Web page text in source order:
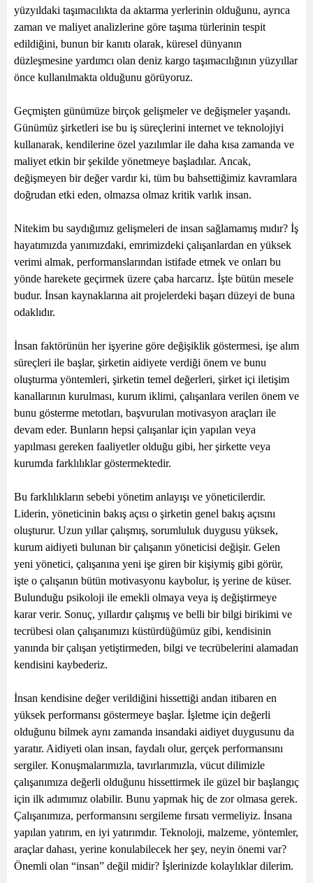
yüzyıldaki taşımacılıkta da aktarma yerlerinin olduğunu, ayrıca
zaman ve maliyet analizlerine göre taşıma türlerinin tespit
edildiğini, bunun bir kanıtı olarak, küresel dünyanın
düzleşmesine yardımcı olan deniz kargo taşımacılığının yüzyıllar
önce kullanılmakta olduğunu görüyoruz.
Geçmişten günümüze birçok gelişmeler ve değişmeler yaşandı.
Günümüz şirketleri ise bu iş süreçlerini internet ve teknolojiyi
kullanarak, kendilerine özel yazılımlar ile daha kısa zamanda ve
maliyet etkin bir şekilde yönetmeye başladılar. Ancak,
değişmeyen bir değer vardır ki, tüm bu bahsettiğimiz kavramlara
doğrudan etki eden, olmazsa olmaz kritik varlık insan.
Nitekim bu saydığımız gelişmeleri de insan sağlamamış mıdır? İş
hayatımızda yanımızdaki, emrimizdeki çalışanlardan en yüksek
verimi almak, performanslarından istifade etmek ve onları bu
yönde harekete geçirmek üzere çaba harcarız. İşte bütün mesele
budur. İnsan kaynaklarına ait projelerdeki başarı düzeyi de buna
odaklıdır.
İnsan faktörünün her işyerine göre değişiklik göstermesi, işe alım
süreçleri ile başlar, şirketin aidiyete verdiği önem ve bunu
oluşturma yöntemleri, şirketin temel değerleri, şirket içi iletişim
kanallarının kurulması, kurum iklimi, çalışanlara verilen önem ve
bunu gösterme metotları, başvurulan motivasyon araçları ile
devam eder. Bunların hepsi çalışanlar için yapılan veya
yapılması gereken faaliyetler olduğu gibi, her şirkette veya
kurumda farklılıklar göstermektedir.
Bu farklılıkların sebebi yönetim anlayışı ve yöneticilerdir.
Liderin, yöneticinin bakış açısı o şirketin genel bakış açısını
oluşturur. Uzun yıllar çalışmış, sorumluluk duygusu yüksek,
kurum aidiyeti bulunan bir çalışanın yöneticisi değişir. Gelen
yeni yönetici, çalışanına yeni işe giren bir kişiymiş gibi görür,
işte o çalışanın bütün motivasyonu kaybolur, iş yerine de küser.
Bulunduğu psikoloji ile emekli olmaya veya iş değiştirmeye
karar verir. Sonuç, yıllardır çalışmış ve belli bir bilgi birikimi ve
tecrübesi olan çalışanımızı küstürdüğümüz gibi, kendisinin
yanında bir çalışan yetiştirmeden, bilgi ve tecrübelerini alamadan
kendisini kaybederiz.
İnsan kendisine değer verildiğini hissettiği andan itibaren en
yüksek performansı göstermeye başlar. İşletme için değerli
olduğunu bilmek aynı zamanda insandaki aidiyet duygusunu da
yaratır. Aidiyeti olan insan, faydalı olur, gerçek performansını
sergiler. Konuşmalarımızla, tavırlarımızla, vücut dilimizle
çalışanımıza değerli olduğunu hissettirmek ile güzel bir başlangıç
için ilk adımımız olabilir. Bunu yapmak hiç de zor olmasa gerek.
Çalışanımıza, performansını sergileme fırsatı vermeliyiz. İnsana
yapılan yatırım, en iyi yatırımdır. Teknoloji, malzeme, yöntemler,
araçlar dahası, yerine konulabilecek her şey, neyin önemi var?
Önemli olan “insan” değil midir? İşlerinizde kolaylıklar dilerim.